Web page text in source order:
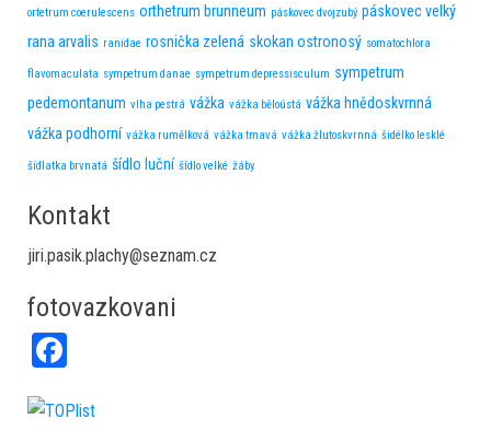
ortetrum coerulescens orthetrum brunneum páskovec dvojzubý páskovec velký
rana arvalis ranidae rosnička zelená skokan ostronosý somatochlora
flavomaculata sympetrum danae sympetrum depressisculum sympetrum
pedemontanum vlha pestrá vážka vážka běloústá vážka hnědoskvrnná
vážka podhorní vážka rumělková vážka tmavá vážka žlutoskvrnná šidélko lesklé
šídlatka brvnatá šídlo luční šídlo velké žáby
Kontakt
jiri.pasik.plachy@seznam.cz
fotovazkovani
bo